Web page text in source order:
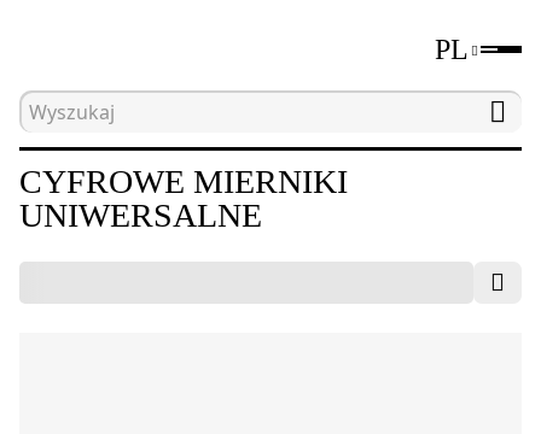
PL
Strona główna Elektryczne narzędzia
CYFROWE MIERNIKI
UNIWERSALNE